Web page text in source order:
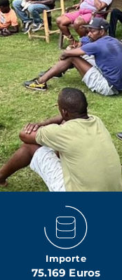
Importe
75.169 Euros